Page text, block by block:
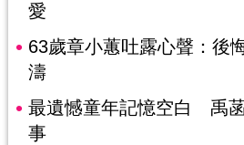
愛
63歲章小蕙吐露心聲：後
濤
最遺憾童年記憶空白 禹
事